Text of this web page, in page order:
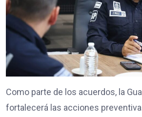
Como parte de los acuerdos, la
fortalecerá las acciones